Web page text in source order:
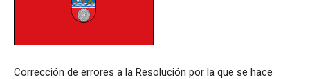
Corrección de errores a la Resolución por la que se hace